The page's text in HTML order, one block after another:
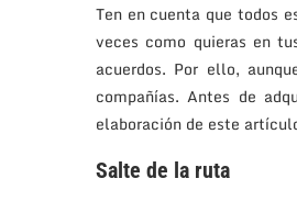
Ten en cuenta que todos
veces como quieras en
acuerdos. Por ello,
compañías. Antes de
elaboración de este
Salte de la ruta